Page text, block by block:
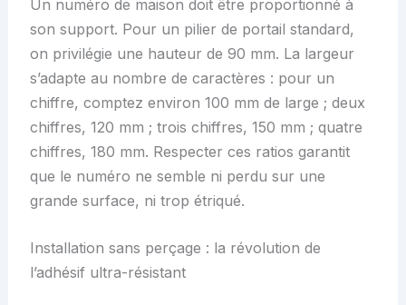
Un numéro de maison doit être proportionné à
son support. Pour un pilier de portail standard,
on privilégie une hauteur de 90 mm. La largeur
s’adapte au nombre de caractères : pour un
chiffre, comptez environ 100 mm de large ; deux
chiffres, 120 mm ; trois chiffres, 150 mm ; quatre
chiffres, 180 mm. Respecter ces ratios garantit
que le numéro ne semble ni perdu sur une
grande surface, ni trop étriqué.
Installation sans perçage : la révolution de
l’adhésif ultra-résistant